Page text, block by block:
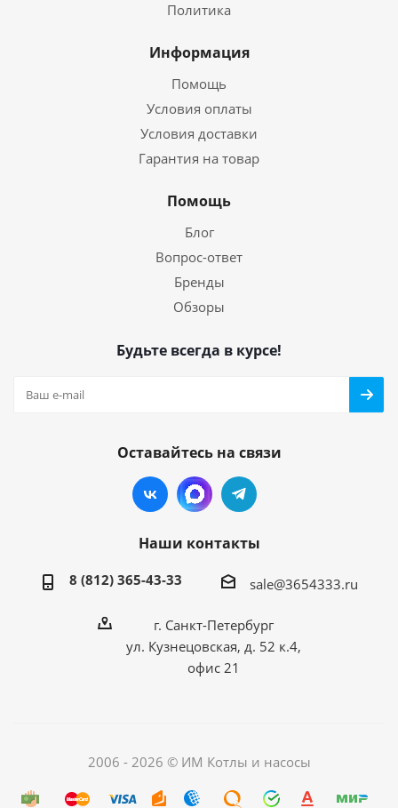
Политика
Информация
Помощь
Условия оплаты
Условия доставки
Гарантия на товар
Помощь
Блог
Вопрос-ответ
Бренды
Обзоры
Будьте всегда в курсе!
Оставайтесь на связи
Наши контакты
8 (812) 365-43-33 sale@3654333.ru
г. Санкт-Петербург
ул. Кузнецовская, д. 52 к.4,
офис 21
2006 - 2026 © ИМ Котлы и насосы